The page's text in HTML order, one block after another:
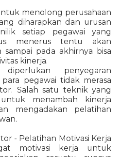
menolong perusahaan
diharapkan dan urusan
setiap pegawai yang
menerus tentu akan
sampai pada akhirnya bisa
kinerja.
penyegaran
pegawai tidak merasa
Salah satu teknik yang
menambah kinerja
mengadakan pelatihan
- Pelatihan Motivasi Kerja
motivasi kerja untuk